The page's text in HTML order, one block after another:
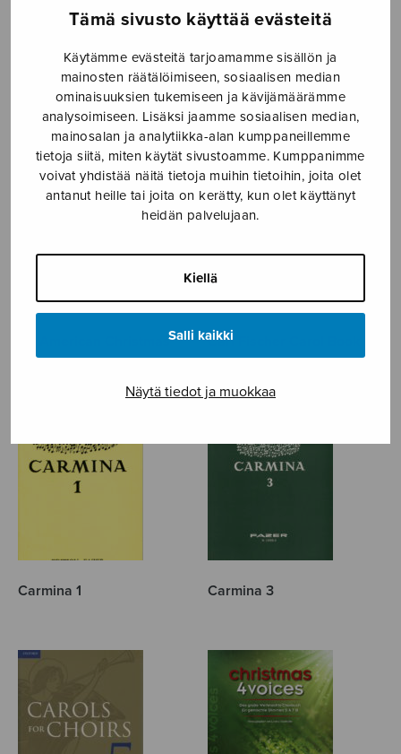
Tämä sivusto käyttää evästeitä
Käytämme evästeitä tarjoamamme sisällön ja
mainosten räätälöimiseen, sosiaalisen median
ominaisuuksien tukemiseen ja kävijämäärämme
analysoimiseen. Lisäksi jaamme sosiaalisen median,
mainosalan ja analytiikka-alan kumppaneillemme
tietoja siitä, miten käytät sivustoamme. Kumppanimme
voivat yhdistää näitä tietoja muihin tietoihin, joita olet
antanut heille tai joita on kerätty, kun olet käyttänyt
heidän palvelujaan.
Kiellä
Salli kaikki
Näytä tiedot ja muokkaa
20 joululaulua sopraano-
ja alttoäänille
5 laulua luonnosta
An American Christmas Carl Fischer Carol Book
Carmina 1 Carmina 3